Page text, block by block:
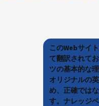
このWebサイ
て翻訳されて
ツの基本的な
オリジナルの
め、正確では
す。ナレッジ